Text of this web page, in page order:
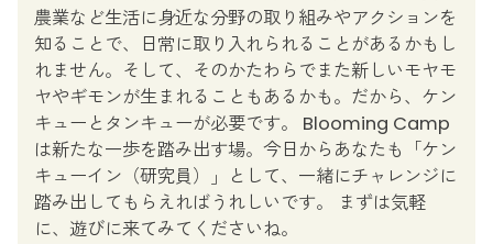
農業など生活に身近な分野の取り組みやアクションを
知ることで、日常に取り入れられることがあるかもし
れません。そして、そのかたわらでまた新しいモヤモ
ヤやギモンが生まれることもあるかも。だから、ケン
キューとタンキューが必要です。 Blooming Camp
は新たな一歩を踏み出す場。今日からあなたも「ケン
キューイン（研究員）」として、一緒にチャレンジに
踏み出してもらえればうれしいです。 まずは気軽
に、遊びに来てみてくださいね。